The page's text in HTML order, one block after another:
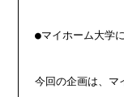
●マイホーム大学
今回の企画は、マ